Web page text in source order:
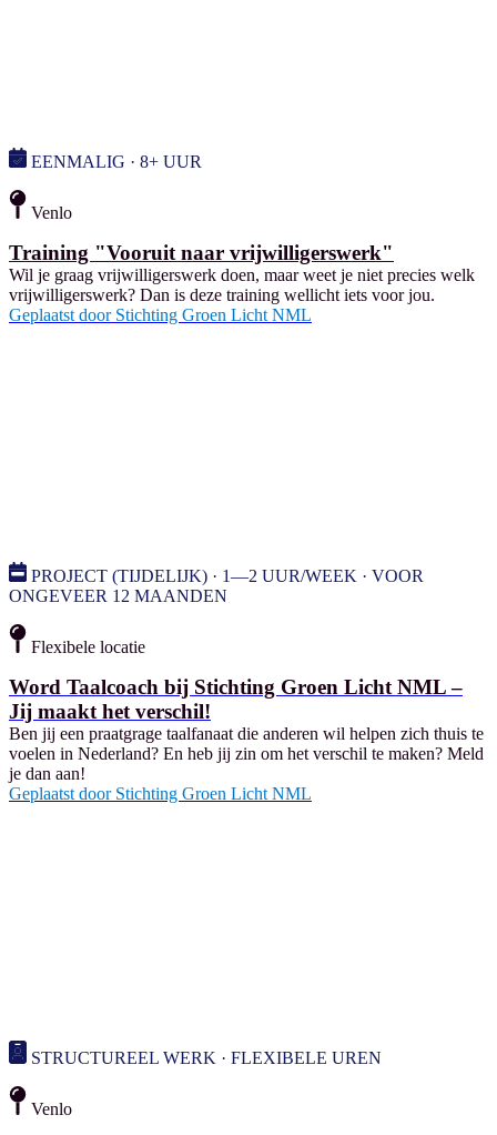
EENMALIG · 8+ UUR
Venlo
Training "Vooruit naar vrijwilligerswerk"
Wil je graag vrijwilligerswerk doen, maar weet je niet precies welk
vrijwilligerswerk? Dan is deze training wellicht iets voor jou.
Geplaatst door Stichting Groen Licht NML
PROJECT (TIJDELIJK) · 1—2 UUR/WEEK · VOOR
ONGEVEER 12 MAANDEN
Flexibele locatie
Word Taalcoach bij Stichting Groen Licht NML –
Jij maakt het verschil!
Ben jij een praatgrage taalfanaat die anderen wil helpen zich thuis te
voelen in Nederland? En heb jij zin om het verschil te maken? Meld
je dan aan!
Geplaatst door Stichting Groen Licht NML
STRUCTUREEL WERK · FLEXIBELE UREN
Venlo